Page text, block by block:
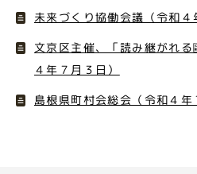
未来づくり協働会議（令和４
文京区主催、「読み継がれ
４年７月３日）
島根県町村会総会（令和４年